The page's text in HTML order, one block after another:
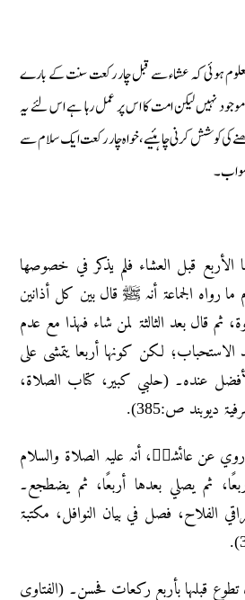
ہوئی کہ عشاء سے قبل چار رکعت سنت کے بارے
نہیں لیکن امت کا اس پر عمل رہا ہے اس لئے یہ
کی کوشش کرنی چاہئیے، خواہ چار رکعت ایک سلام سے
الأربع قبل العشاء فلم یذکر في خصوصھا
رواہ الجماعۃ أنہ ﷺ قال بین کل أذانین
ثم قال بعد الثالثۃ لمن شاء فہذا مع عدم
الاستحباب؛ لکن کونہا أربعا یتمشی علی
عندہ۔ (حلبي کبیر، کتاب الصلاۃ،
دیوبند ص:385).
روي عن عائشۃؓ، أنہ علیہ الصلاۃ والسلام
ثم یصلي بعدہا أربعًا، ثم یضطجع۔
الفلاح، فصل في بیان النوافل، مکتبۃ
تطوع قبلہا بأربع رکعات فحسن۔ (الفتاوی